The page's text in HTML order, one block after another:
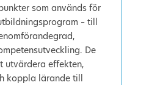
som används för
– till
De
utvärdera effekten,
koppla lärande till